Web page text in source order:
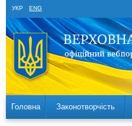
УКР ENG
Головна Законотворчість